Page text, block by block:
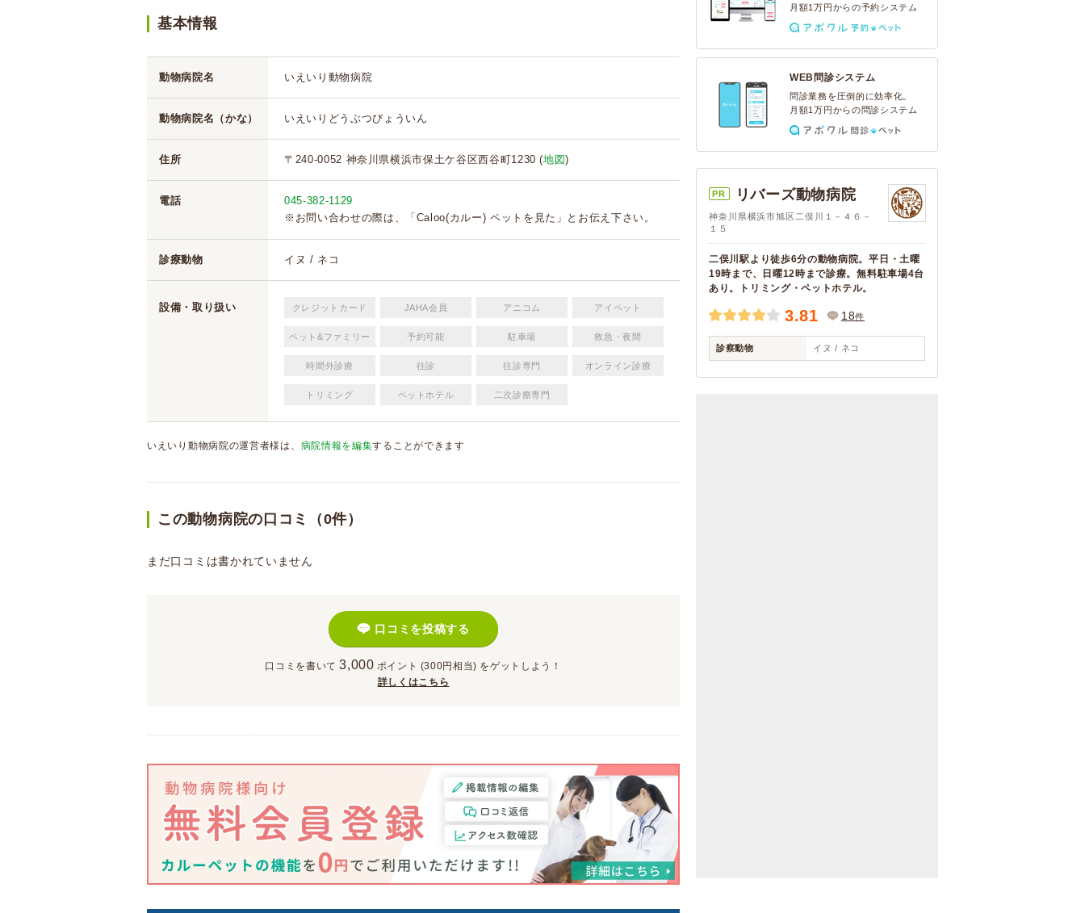
基本情報
動物病院名 いえいり動物病院
動物病院名（かな） いえいりどうぶつびょういん
住所 〒240-0052 神奈川県横浜市保土ケ谷区西谷町1230 (地図)
電話
045-382-1129
※お問い合わせの際は、「Caloo(カルー) ペットを見た」とお伝え下さい。
診療動物 イヌ / ネコ
設備・取り扱い クレジットカード JAHA会員 アニコム アイペット
ペット&ファミリー 予約可能 駐車場 救急・夜間
時間外診療 往診 往診専門 オンライン診療
トリミング ペットホテル 二次診療専門
いえいり動物病院の運営者様は、 病院情報を編集することができます
この動物病院の口コミ（0件）
まだ口コミは書かれていません
口コミを投稿する
口コミを書いて 3,000 ポイント (300円相当) をゲットしよう！
詳しくはこちら
月額1万円からの予約システム
WEB問診システム
問診業務を圧倒的に効率化。
月額1万円からの問診システム
PR リバーズ動物病院
神奈川県横浜市旭区二俣川１－４６－
１５
二俣川駅より徒歩6分の動物病院。平日・土曜
19時まで、日曜12時まで診療。無料駐車場4台
あり。トリミング・ペットホテル。
3.81 18件
診察動物 イヌ / ネコ